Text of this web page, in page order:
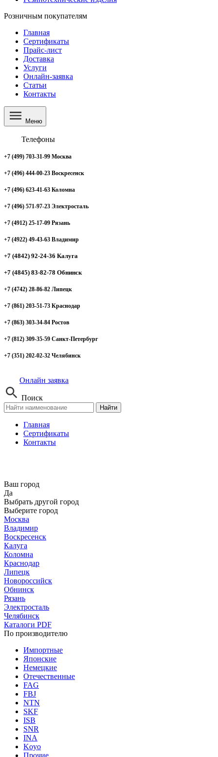
Розничным покупателям
Главная
Сертификаты
Прайс-лист
Доставка
Услуги
Онлайн-заявка
Статьи
Контакты
Меню
Телефоны
+7 (499) 703-31-99 Москва
+7 (496) 444-00-23 Воскресенск
+7 (496) 623-41-63 Коломна
+7 (496) 571-97-23 Электросталь
+7 (4912) 25-17-09 Рязань
+7 (4922) 49-43-63 Владимир
+7 (4842) 92-24-36 Калуга
+7 (4845) 83-82-78 Обнинск
+7 (4742) 28-86-82 Липецк
+7 (861) 203-51-73 Краснодар
+7 (863) 303-34-84 Ростов
+7 (812) 309-35-59 Санкт-Петербург
+7 (351) 202-02-32 Челябинск
Онлайн заявка
Поиск
Найти
Главная
Сертификаты
Контакты
Ваш город
Да
Выбрать другой город
Выберите город
Москва
Владимир
Воскресенск
Калуга
Коломна
Краснодар
Липецк
Новороссийск
Обнинск
Рязань
Электросталь
Челябинск
Каталоги PDF
По производителю
Импортные
Японские
Немецкие
Отечественные
FAG
FBJ
NTN
SKF
ISB
SNR
INA
Koyo
Прочие